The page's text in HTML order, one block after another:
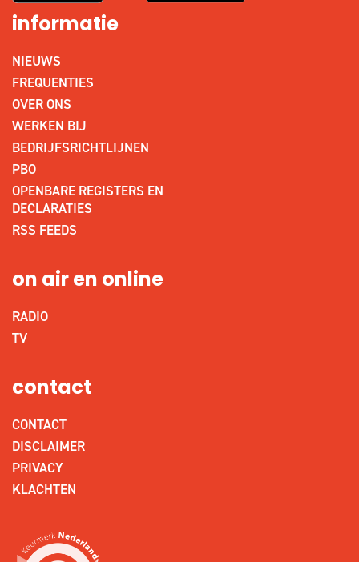
informatie
NIEUWS
FREQUENTIES
OVER ONS
WERKEN BIJ
BEDRIJFSRICHTLIJNEN
PBO
OPENBARE REGISTERS EN
DECLARATIES
RSS FEEDS
on air en online
RADIO
TV
contact
CONTACT
DISCLAIMER
PRIVACY
KLACHTEN